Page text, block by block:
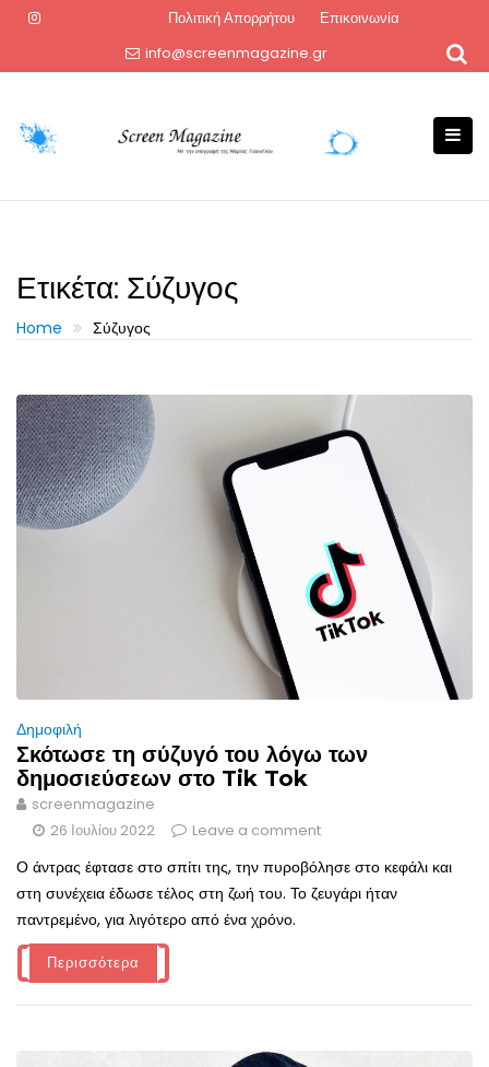
Πολιτική Απορρήτου
Επικοινωνία
info@screenmagazine.gr
Ετικέτα: Σύζυγος
Home Σύζυγος
Δημοφιλή
Σκότωσε τη σύζυγό του λόγω των
δημοσιεύσεων στο Tik Tok
screenmagazine
26 Ιουλίου 2022
Leave a comment
Ο άντρας έφτασε στο σπίτι της, την πυροβόλησε στο κεφάλι και
στη συνέχεια έδωσε τέλος στη ζωή του. Το ζευγάρι ήταν
παντρεμένο, για λιγότερο από ένα χρόνο.
Περισσότερα